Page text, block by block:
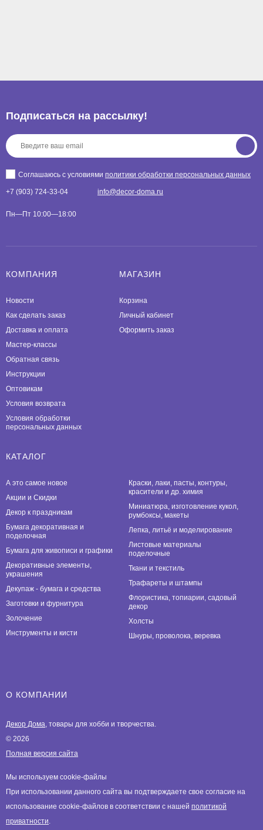
Подписаться на рассылкy!
Соглашаюсь с условиями политики обработки персональных данных
+7 (903) 724-33-04 info@decor-doma.ru
Пн—Пт 10:00—18:00
КОМПАНИЯ
Новости
Как сделать заказ
Доставка и оплата
Мастер-классы
Обратная связь
Инструкции
Оптовикам
Условия возврата
Условия обработки
персональных данных
МАГАЗИН
Корзина
Личный кабинет
Оформить заказ
КАТАЛОГ
А это самое новое
Акции и Скидки
Декор к праздникам
Бумага декоративная и
поделочная
Бумага для живописи и графики
Декоративные элементы,
украшения
Декупаж - бумага и средства
Заготовки и фурнитура
Золочение
Инструменты и кисти
Краски, лаки, пасты, контуры,
красители и др. химия
Миниатюра, изготовление кукол,
румбоксы, макеты
Лепка, литьё и моделирование
Листовые материалы
поделочные
Ткани и текстиль
Трафареты и штампы
Флористика, топиарии, садовый
декор
Холсты
Шнуры, проволока, веревка
О КОМПАНИИ
Декор Дома, товары для хобби и творчества.
© 2026
Полная версия сайта
Мы используем cookie-файлы
При использовании данного сайта вы подтверждаете свое согласие на
использование cookie-файлов в соответствии с нашей политикой
приватности.